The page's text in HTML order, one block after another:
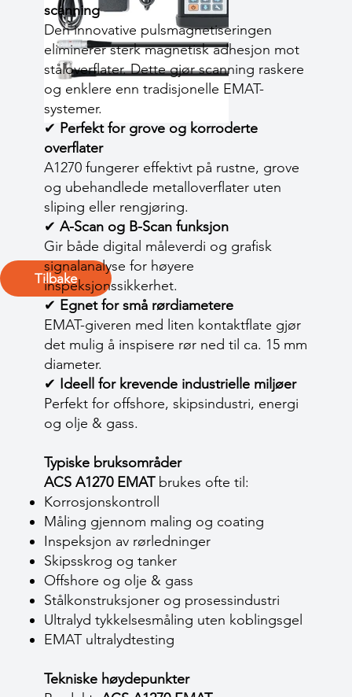
Tilbake
scanning
Den innovative pulsmagnetiseringen
eliminerer sterk magnetisk adhesjon mot
ståloverflater. Dette gjør scanning raskere
og enklere enn tradisjonelle EMAT-
systemer.
✔ Perfekt for grove og korroderte
overflater
A1270 fungerer effektivt på rustne, grove
og ubehandlede metalloverflater uten
sliping eller rengjøring.
✔ A-Scan og B-Scan funksjon
Gir både digital måleverdi og grafisk
signalanalyse for høyere
inspeksjonssikkerhet.
✔ Egnet for små rørdiametere
EMAT-giveren med liten kontaktflate gjør
det mulig å inspisere rør ned til ca. 15 mm
diameter.
✔ Ideell for krevende industrielle miljøer
Perfekt for offshore, skipsindustri, energi
og olje & gass.
Typiske bruksområder
ACS A1270 EMATbrukes ofte til:
Korrosjonskontroll
Måling gjennom maling og coating
Inspeksjon av rørledninger
Skipsskrog og tanker
Offshore og olje & gass
Stålkonstruksjoner og prosessindustri
Ultralyd tykkelsesmåling uten koblingsgel
EMAT ultralydtesting
Tekniske høydepunkter